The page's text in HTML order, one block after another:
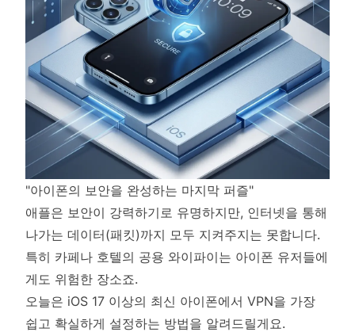
"아이폰의 보안을 완성하는 마지막 퍼즐"
애플은 보안이 강력하기로 유명하지만, 인터넷을 통해
나가는 데이터(패킷)까지 모두 지켜주지는 못합니다.
특히 카페나 호텔의 공용 와이파이는 아이폰 유저들에
게도 위험한 장소죠.
오늘은 iOS 17 이상의 최신 아이폰에서 VPN을 가장
쉽고 확실하게 설정하는 방법을 알려드릴게요.